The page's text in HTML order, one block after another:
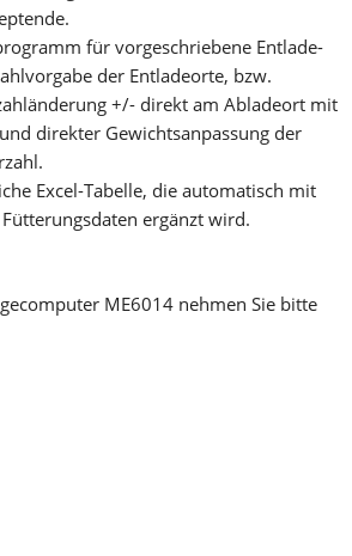
für vorgeschriebene Entlade-
der Entladeorte, bzw.
+/- direkt am Abladeort mit
direkter Gewichtsanpassung der
Excel-Tabelle, die automatisch mit
ergänzt wird.